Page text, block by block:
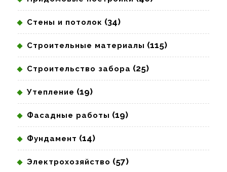
Стены и потолок (34)
Строительные материалы (115)
Строительство забора (25)
Утепление (19)
Фасадные работы (19)
Фундамент (14)
Электрохозяйство (57)